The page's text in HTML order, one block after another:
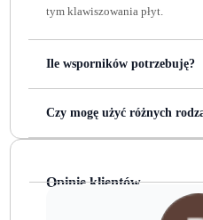
tym klawiszowania płyt.
Ile wsporników potrzebuję?
Czy mogę użyć różnych
Opinie klientów